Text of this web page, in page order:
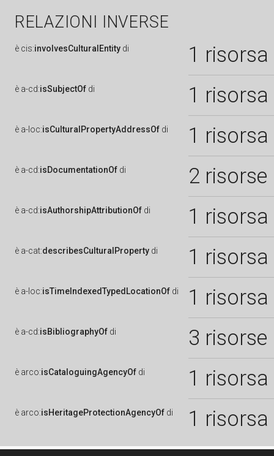
RELAZIONI INVERSE
è cis:involvesCulturalEntity di 1 risorsa
è a-cd:isSubjectOf di 1 risorsa
è a-loc:isCulturalPropertyAddressOf di 1 risorsa
è a-cd:isDocumentationOf di 2 risorse
è a-cd:isAuthorshipAttributionOf di 1 risorsa
è a-cat:describesCulturalProperty di 1 risorsa
è a-loc:isTimeIndexedTypedLocationOf di 1 risorsa
è a-cd:isBibliographyOf di 3 risorse
è arco:isCataloguingAgencyOf di 1 risorsa
è arco:isHeritageProtectionAgencyOf di 1 risorsa